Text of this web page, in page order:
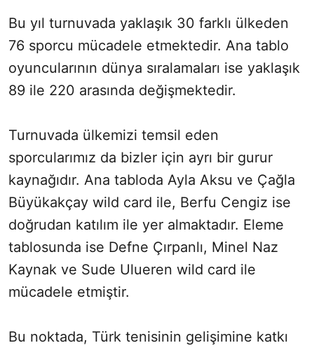
Bu yıl turnuvada yaklaşık 30 farklı ülkeden
76 sporcu mücadele etmektedir. Ana tablo
oyuncularının dünya sıralamaları ise yaklaşık
89 ile 220 arasında değişmektedir.
Turnuvada ülkemizi temsil eden
sporcularımız da bizler için ayrı bir gurur
kaynağıdır. Ana tabloda Ayla Aksu ve Çağla
Büyükakçay wild card ile, Berfu Cengiz ise
doğrudan katılım ile yer almaktadır. Eleme
tablosunda ise Defne Çırpanlı, Minel Naz
Kaynak ve Sude Ulueren wild card ile
mücadele etmiştir.
Bu noktada, Türk tenisinin gelişimine katkı